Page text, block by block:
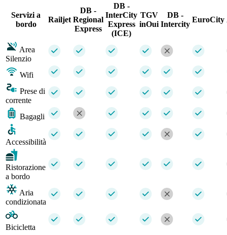
Servizi a
bordo
Railjet
DB -
Regional
Express
DB -
InterCity
Express
(ICE)
TGV
inOui
DB -
Intercity
EuroCity
Area
Silenzio
Wifi
Prese di
corrente
Bagagli
Accessibilità
Ristorazione
a bordo
Aria
condizionata
Bicicletta